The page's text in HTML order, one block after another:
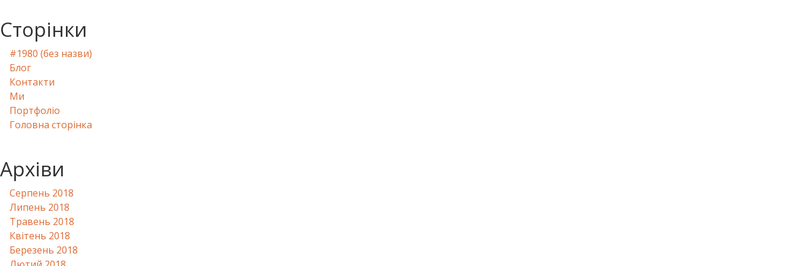
Сторінки
#1980 (без назви)
Блог
Контакти
Ми
Портфоліо
Головна сторінка
Архіви
Серпень 2018
Липень 2018
Травень 2018
Квітень 2018
Березень 2018